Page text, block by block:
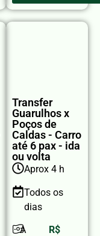
Transfer
Guarulhos x
Poços de
Caldas - Carro
até 6 pax - ida
ou volta
Aprox 4 h
Todos os
dias
A
R$